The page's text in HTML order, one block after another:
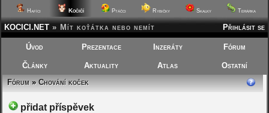
Hafíci Kočičí Ptáčci Rybičky Skalky Terárka
Přihlásit se
KOCICI.NET » Mít koťátka nebo nemít
Úvod Prezentace Inzeráty Fórum
Články Aktuality Atlas
Ostatní
Fórum»Chování koček
přidat příspěvek